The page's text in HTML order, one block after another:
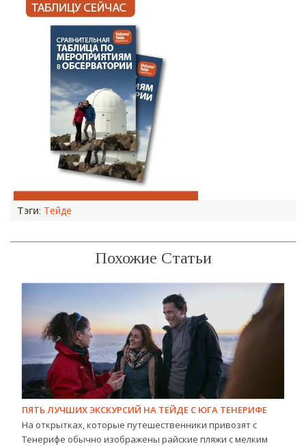
Тэги: Тейде
Похожие Статьи
ПЯТЬ ЛУЧШИХ ЭКСКУРСИЙ НА ТЕЙДЕ С ЮГА ТЕНЕРИФЕ
На открытках, которые путешественники привозят с
Тенерифе обычно изображены райские пляжи с мелким